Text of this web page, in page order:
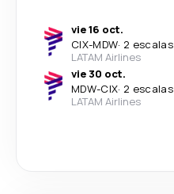
vie 16 oct.
CIX-MDW· 2 escalas
LATAM Airlines
vie 30 oct.
MDW-CIX· 2 escalas
LATAM Airlines